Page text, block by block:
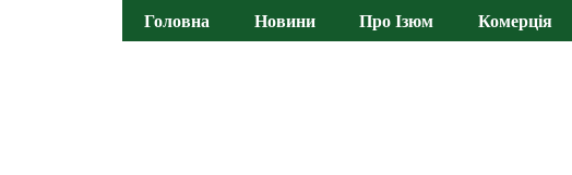
Головна Новини Про Ізюм Комерція